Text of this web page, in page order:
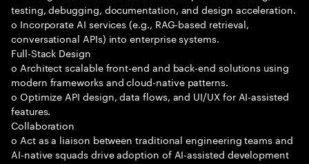
testing, debugging, documentation, and design acceleration.
o Incorporate AI services (e.g., RAG-based retrieval,
conversational APIs) into enterprise systems.
Full-Stack Design
o Architect scalable front-end and back-end solutions using
modern frameworks and cloud-native patterns.
o Optimize API design, data flows, and UI/UX for AI-assisted
features.
Collaboration
o Act as a liaison between traditional engineering teams and
AI-native squads drive adoption of AI-assisted development